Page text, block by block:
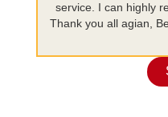
service. I can highly
Thank you all agian,